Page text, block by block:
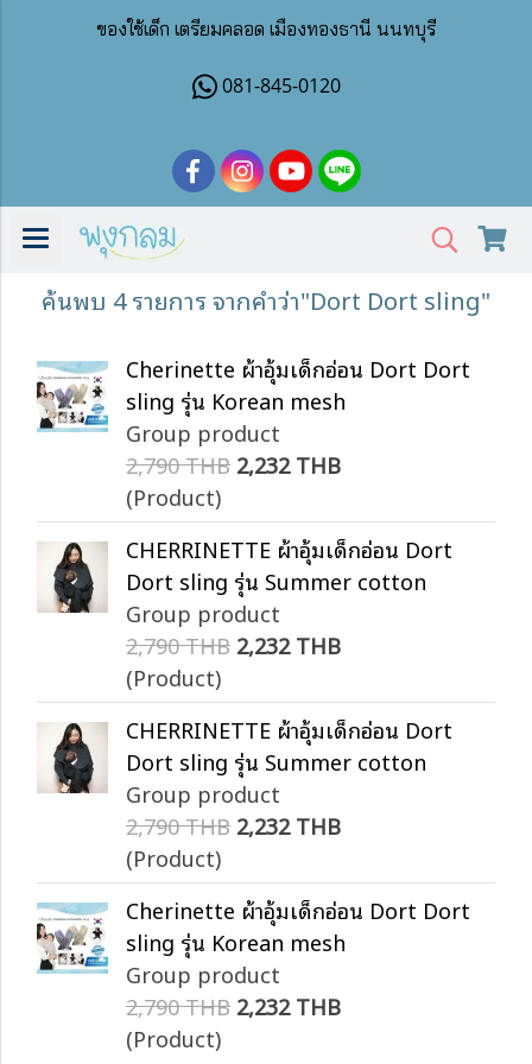
ของใช้เด็ก เตรียมคลอด เมืองทองธานี นนทบุรี
081-845-0120
ค้นพบ 4 รายการ จากคำว่า"Dort Dort sling"
Cherinette ผ้าอุ้มเด็กอ่อน Dort Dort
sling รุ่น Korean mesh
Group product
2,790 THB 2,232 THB
(Product)
CHERRINETTE ผ้าอุ้มเด็กอ่อน Dort
Dort sling รุ่น Summer cotton
Group product
2,790 THB 2,232 THB
(Product)
CHERRINETTE ผ้าอุ้มเด็กอ่อน Dort
Dort sling รุ่น Summer cotton
Group product
2,790 THB 2,232 THB
(Product)
Cherinette ผ้าอุ้มเด็กอ่อน Dort Dort
sling รุ่น Korean mesh
Group product
2,790 THB 2,232 THB
(Product)